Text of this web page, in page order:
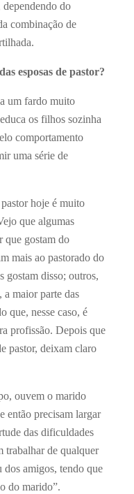
dependendo do
combinação de
esposas de pastor?
um fardo muito
os filhos sozinha
comportamento
uma série de
hoje é muito
que algumas
que gostam do
mais ao pastorado do
gostam disso; outros,
maior parte das
que, nesse caso, é
profissão. Depois que
pastor, deixam claro
ouvem o marido
então precisam largar
das dificuldades
trabalhar de qualquer
amigos, tendo que
do marido”.